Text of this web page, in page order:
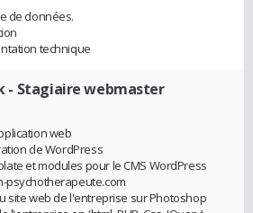
de données.
technique
- Stagiaire webmaster
web
de WordPress
et modules pour le CMS WordPress
psychotherapeute.com
site web de l'entreprise sur Photoshop